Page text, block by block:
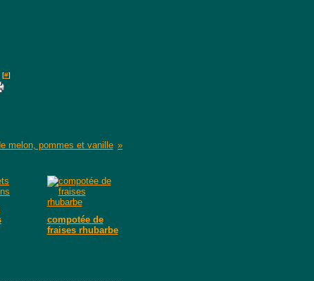
[#]
melon, pommes et vanille
compotée de
fraises rhubarbe